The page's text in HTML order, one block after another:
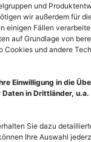
und
wir außerdem für
einigen Fällen
auf Grundlage von
Cookies und andere
Einwilligung in die
in Drittländer,
Sie dazu
Ihre Auswahl